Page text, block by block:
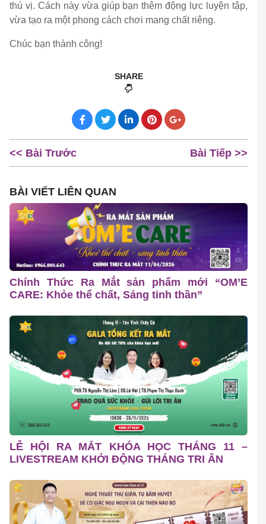
thú vị. Cách này vừa giúp bạn thêm động lực luyện tập,
vừa tạo ra một phong cách chơi mang chất riêng.
Chúc bạn thành công!
SHARE
<< Bài Trước Bài Tiếp >>
BÀI VIẾT LIÊN QUAN
Chính Thức Ra Mắt sản phẩm mới “OM’E
CARE: Khỏe thể chất, Sáng tinh thần”
LỄ HỘI RA MẮT KHÓA HỌC THÁNG 11 –
LIVESTREAM KHỞI ĐỘNG THÁNG TRI ÂN